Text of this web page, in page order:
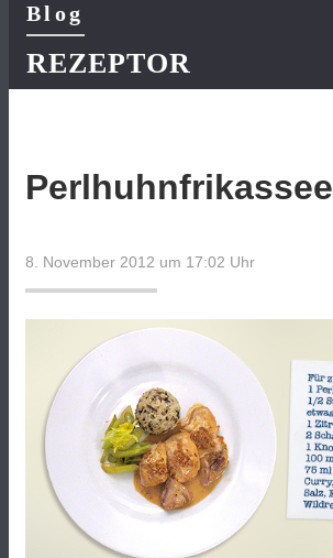
Blog
REZEPTOR
Perlhuhnfrikassee
8. November 2012 um 17:02 Uhr